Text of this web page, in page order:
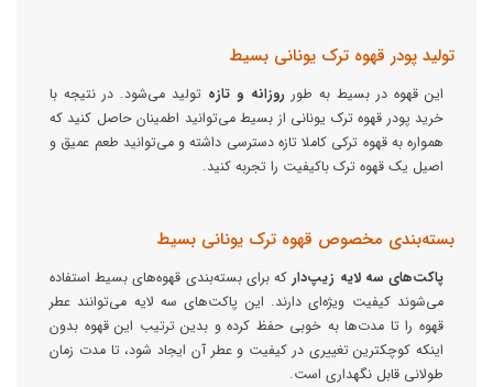
تولید پودر قهوه ترک یونانی بسیط
این قهوه در بسیط به طور روزانه و تازه تولید می‌شود. در نتیجه با
خرید پودر قهوه ترک یونانی از بسیط می‌توانید اطمینان حاصل کنید که
همواره به قهوه ترکی کاملا تازه دسترسی داشته و می‌توانید طعم عمیق و
اصیل یک قهوه ترک باکیفیت را تجربه کنید.
بسته‌بندی مخصوص قهوه ترک یونانی بسیط
پاکت‌های سه لایه زیپ‌دار که برای بسته‌بندی قهوه‌های بسیط استفاده
می‌شوند کیفیت ویژه‌ای دارند. این پاکت‌های سه لایه می‌توانند عطر
قهوه را تا مدت‌ها به خوبی حفظ کرده و بدین ترتیب این قهوه‌ بدون
اینکه کوچکترین تغییری در کیفیت و عطر آن ایجاد شود، تا مدت زمان
طولانی قابل نگهداری است.